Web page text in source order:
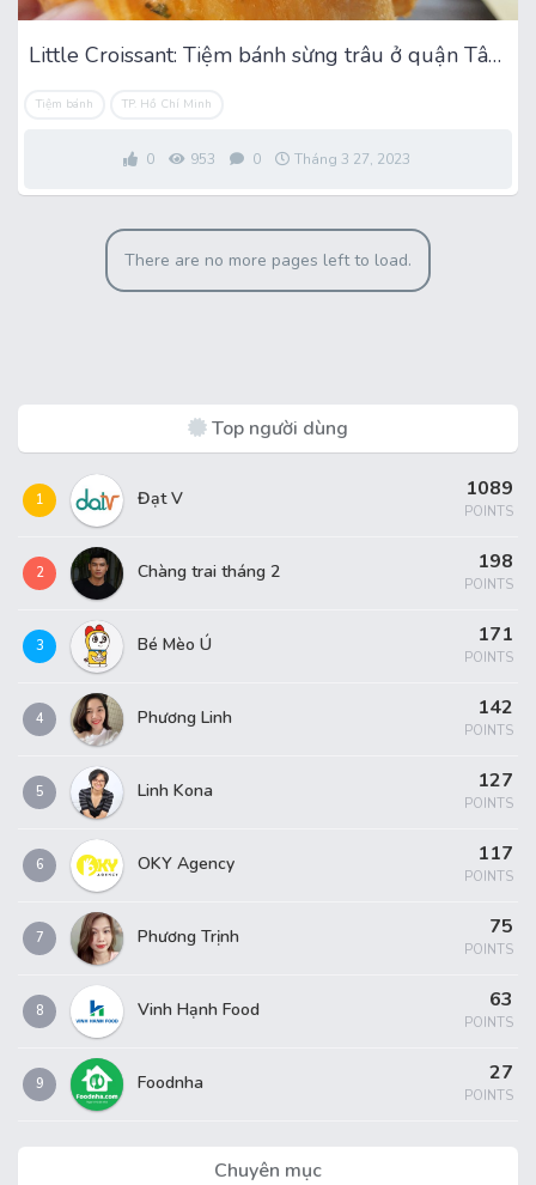
Little Croissant: Tiệm bánh sừng trâu ở quận Tân Bình
Tiệm bánh TP. Hồ Chí Minh
0 953 0 Tháng 3 27, 2023
There are no more pages left to load.
Top người dùng
1 Đạt V 1089
POINTS
2 Chàng trai tháng 2 198
POINTS
3 Bé Mèo Ú 171
POINTS
4 Phương Linh 142
POINTS
5 Linh Kona 127
POINTS
6 OKY Agency 117
POINTS
7 Phương Trịnh 75
POINTS
8 Vinh Hạnh Food 63
POINTS
9 Foodnha 27
POINTS
Chuyên mục